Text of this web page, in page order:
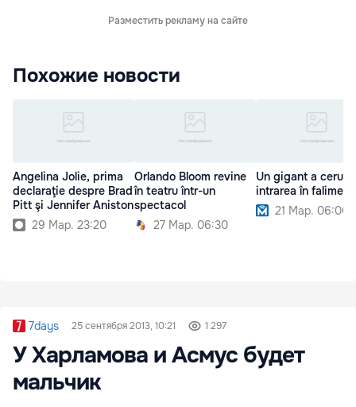
Разместить рекламу на сайте
Похожие новости
Angelina Jolie, prima
declaraţie despre Brad
Pitt şi Jennifer Aniston
29 Мар. 23:20
Orlando Bloom revine
în teatru într-un
spectacol
27 Мар. 06:30
Un gigant a cerut
intrarea în faliment
21 Мар. 06:00
7days 25 сентября 2013, 10:21 1 297
У Харламова и Асмус будет
мальчик